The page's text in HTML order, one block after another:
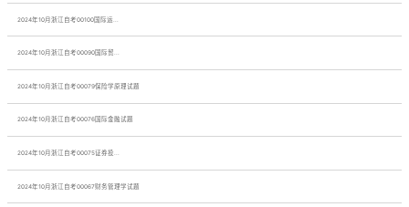
​2024年10月浙江自考00100国际运...
​2024年10月浙江自考00090国际贸...
​2024年10月浙江自考00079保险学原理试题
​2024年10月浙江自考00076国际金融试题
​2024年10月浙江自考00075证券投...
​2024年10月浙江自考00067财务管理学试题